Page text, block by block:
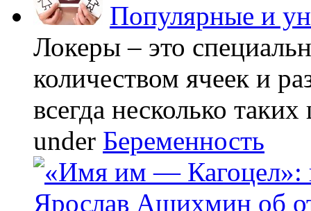
Популярные и
Локеры – это
количеством ячеек и
всегда несколько
under Беременность